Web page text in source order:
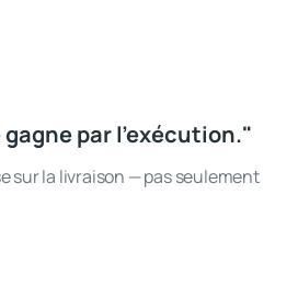
par l'exécution."
sur la livraison — pas seulement